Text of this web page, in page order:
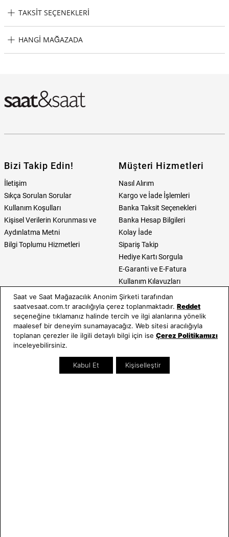
TAKSIT SEÇENEKLERI
HANGI MAĞAZADA
Bizi Takip Edin!
İletişim
Sıkça Sorulan Sorular
Kullanım Koşulları
Kişisel Verilerin Korunması ve
Aydınlatma Metni
Bilgi Toplumu Hizmetleri
Müşteri Hizmetleri
Nasıl Alırım
Kargo ve İade İşlemleri
Banka Taksit Seçenekleri
Banka Hesap Bilgileri
Kolay İade
Sipariş Takip
Hediye Kartı Sorgula
E-Garanti ve E-Fatura
Kullanım Kılavuzları
Saat ve Saat
Hakkımızda
Neden Saat ve Saat
Mağazalar
Mağazada Teknik Servis
Kategoriler
Erkek Saat
Kadın Saat
Takı & Aksesuar
Kampanyalar
Saat ve Saat Mağazacılık Anonim Şirketi tarafından
saatvesaat.com.tr aracılığıyla çerez toplanmaktadır. Reddet
seçeneğine tıklamanız halinde tercih ve ilgi alanlarına yönelik
maalesef bir deneyim sunamayacağız. Web sitesi aracılığıyla
toplanan çerezler ile ilgili detaylı bilgi için ise Çerez Politikamızı
inceleyebilirsiniz.
Kabul Et Kişiselleştir